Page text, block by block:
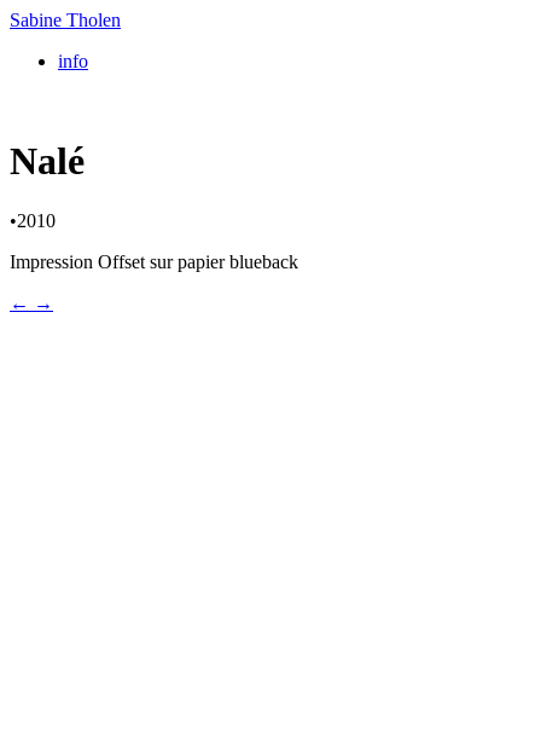
Sabine Tholen
info
Nalé
•2010
Impression Offset sur papier blueback
← →